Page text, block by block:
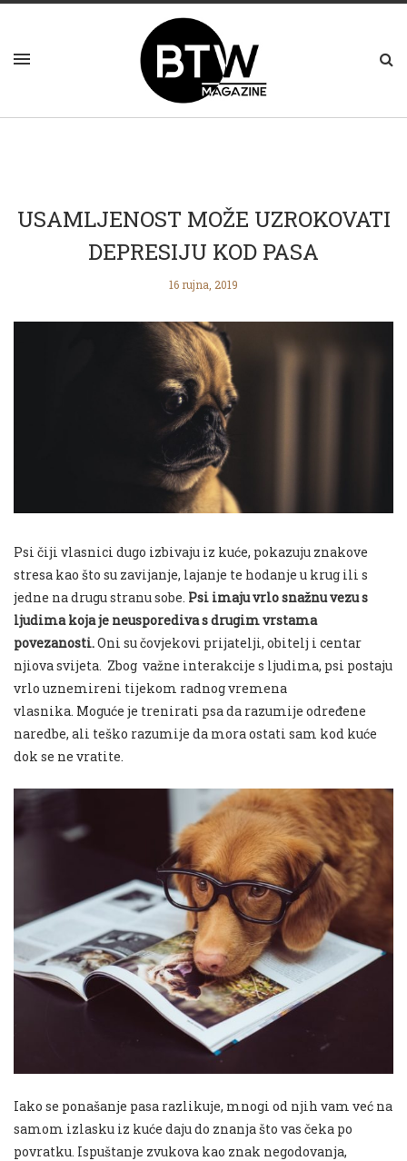
USAMLJENOST MOŽE UZROKOVATI
DEPRESIJU KOD PASA
16 rujna, 2019
Psi čiji vlasnici dugo izbivaju iz kuće, pokazuju znakove
stresa kao što su zavijanje, lajanje te hodanje u krug ili s
jedne na drugu stranu sobe. Psi imaju vrlo snažnu vezu s
ljudima koja je neusporediva s drugim vrstama
povezanosti.Oni su čovjekovi prijatelji, obitelj i centar
njiova svijeta. Zbog važne interakcije s ljudima, psi postaju
vrlo uznemireni tijekom radnog vremena
vlasnika. Moguće je trenirati psa da razumije određene
naredbe, ali teško razumije da mora ostati sam kod kuće
dok se ne vratite.
Iako se ponašanje pasa razlikuje, mnogi od njih vam već na
samom izlasku iz kuće daju do znanja što vas čeka po
povratku. Ispuštanje zvukova kao znak negodovanja,